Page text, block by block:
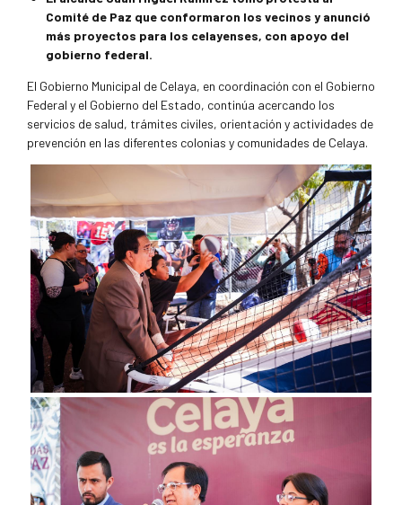
Comité de Paz que conformaron los vecinos y anunció
más proyectos para los celayenses, con apoyo del
gobierno federal.
El Gobierno Municipal de Celaya, en coordinación con el Gobierno
Federal y el Gobierno del Estado, continúa acercando los
servicios de salud, trámites civiles, orientación y actividades de
prevención en las diferentes colonias y comunidades de Celaya.